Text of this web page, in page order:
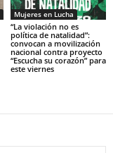
Mujeres en Lucha
“La violación no es
política de natalidad”:
convocan a movilización
nacional contra proyecto
“Escucha su corazón” para
este viernes